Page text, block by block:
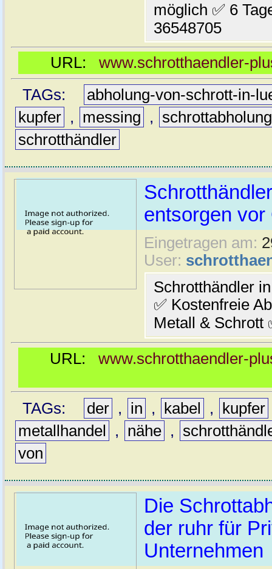
möglich ✅ 6
36548705
URL: www.schrotthaendler-
TAGs:
abholung-von-schrott-in-
kupfer , messing ,
schrottabholung
schrotthändler
entsorgen vor
Eingetragen am:
User:
Schrotthändler
✅ Kostenfreie
Metall & Schrott
URL: www.schrotthaendler-
TAGs: der , in , kabel , kupfer
metallhandel
, nähe ,
von
Die
der ruhr für
Unternehmen